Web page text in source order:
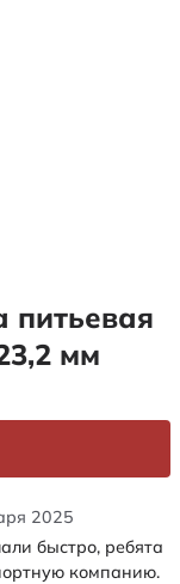
питьевая
мм
2025
быстро, ребята
компанию.